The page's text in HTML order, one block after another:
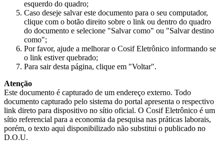
esquerdo do quadro;
Caso deseje salvar este documento para o seu computador,
clique com o botão direito sobre o link ou dentro do quadro
do documento e selecione "Salvar como" ou "Salvar destino
como";
Por favor, ajude a melhorar o Cosif Eletrônico informando se
o link estiver quebrado;
Para sair desta página, clique em "Voltar".
Atenção
Este documento é capturado de um endereço externo. Todo
documento capturado pelo sistema do portal apresenta o respectivo
link direto para dispositivo no sítio oficial. O Cosif Eletrônico é um
sítio referencial para a economia da pesquisa nas práticas laborais,
porém, o texto aqui disponibilizado não substitui o publicado no
D.O.U.